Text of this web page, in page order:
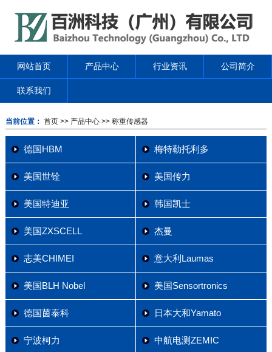
网站首页 产品中心 行业资讯 公司简介
联系我们
当前位置： 首页 >> 产品中心>> 称重传感器
德国HBM 梅特勒托利多
美国世铨 美国传力
美国特迪亚 韩国凯士
美国ZXSCELL 杰曼
志美CHIMEI 意大利Laumas
美国BLH Nobel 美国Sensortronics
德国茵泰科 日本大和Yamato
宁波柯力 中航电测ZEMIC